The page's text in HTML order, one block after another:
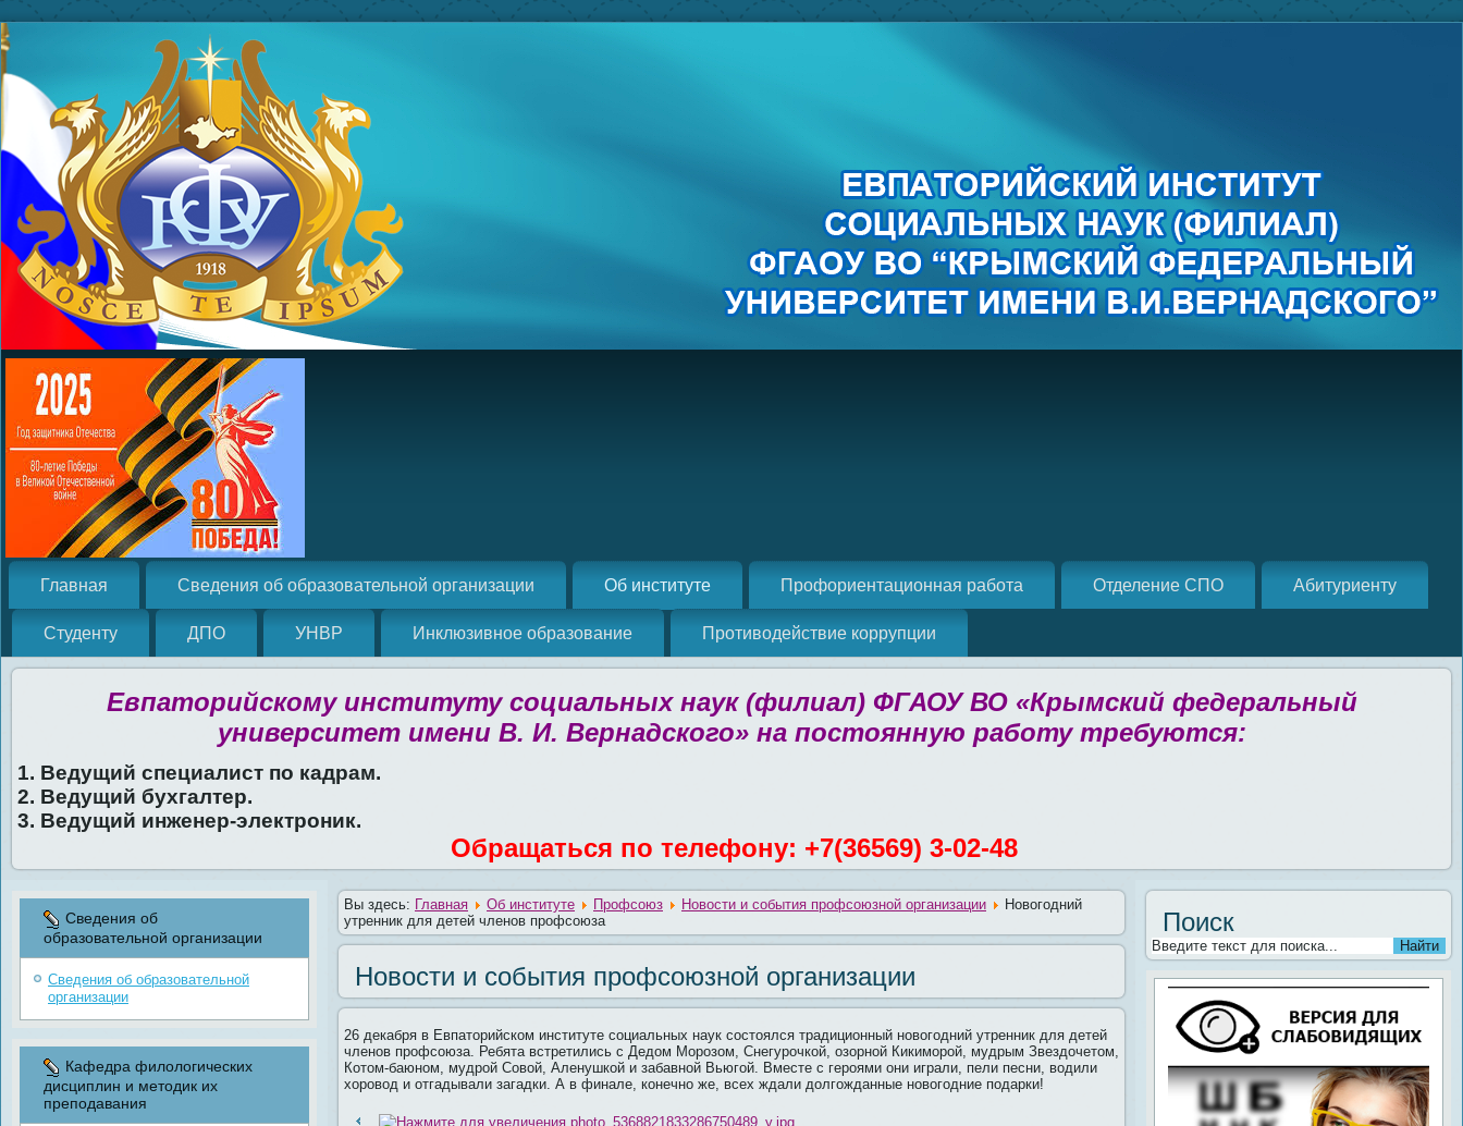
Главная Сведения об образовательной организации Об институте Профориентационная работа Отделение СПО Абитуриенту
Студенту ДПО УНВР Инклюзивное образование Противодействие коррупции
Евпаторийскому институту социальных наук (филиал) ФГАОУ ВО «Крымский федеральный
университет имени В. И. Вернадского» на постоянную работу требуются:
1. Ведущий специалист по кадрам.
2. Ведущий бухгалтер.
3. Ведущий инженер-электроник.
Обращаться по телефону: +7(36569) 3-02-48
Сведения об
образовательной организации
Сведения об образовательной
организации
Кафедра филологических
дисциплин и методик их
преподавания
Вы здесь: Главная Об институте Профсоюз Новости и события профсоюзной организации
Новогодний
утренник для детей членов профсоюза
Новости и события профсоюзной организации
26 декабря в Евпаторийском институте социальных наук состоялся традиционный новогодний утренник для детей
членов профсоюза. Ребята встретились с Дедом Морозом, Снегурочкой, озорной Кикиморой, мудрым Звездочетом,
Котом-баюном, мудрой Совой, Аленушкой и забавной Вьюгой. Вместе с героями они играли, пели песни, водили
хоровод и отгадывали загадки. А в финале, конечно же, всех ждали долгожданные новогодние подарки!
Поиск